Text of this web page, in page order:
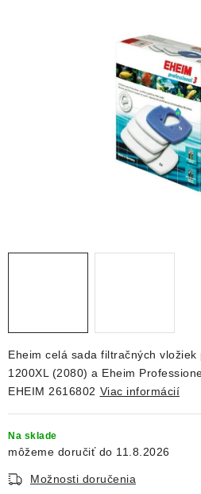
KRMIVÁ A VITAMÍNY
Eheim celá sada filtračných
1200XL (2080) a Eheim
EHEIM 2616802 Viac informácií
Na sklade
11.8.2026
Možnosti doručenia